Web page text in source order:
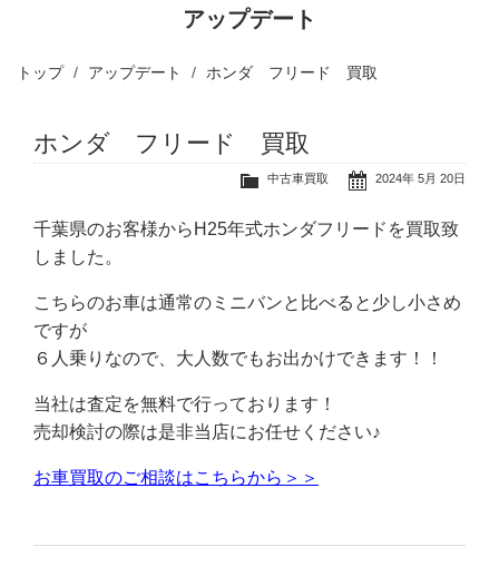
アップデート
トップ アップデート ホンダ フリード 買取
ホンダ フリード 買取
2024年 5月 20日
中古車買取
千葉県のお客様からH25年式ホンダフリードを買取致
しました。
こちらのお車は通常のミニバンと比べると少し小さめ
ですが
６人乗りなので、大人数でもお出かけできます！！
当社は査定を無料で行っております！
売却検討の際は是非当店にお任せください♪
お車買取のご相談はこちらから＞＞